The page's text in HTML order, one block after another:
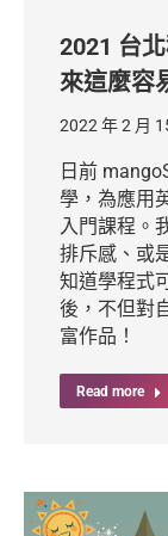
2021 台
來這麼容
2022 年 2 月
日前
學，為應用
入門課程。
排斥感、或
知道學程式
後，不但對
富作品！
Read more